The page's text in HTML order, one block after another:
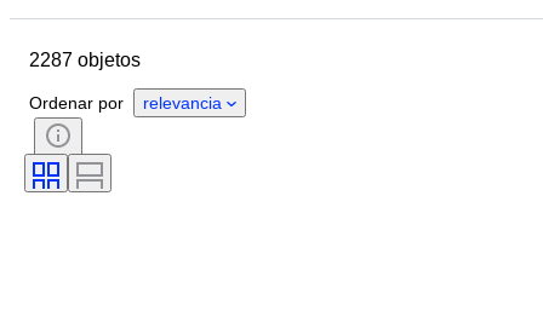
País de origen
Estado
Estilo
Color
Tamaño del artículo
Motivo
2287 objetos
Ordenar por relevancia